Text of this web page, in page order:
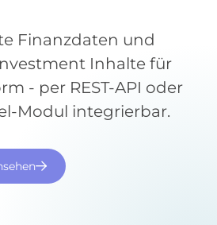
Finanzdaten und
Inhalte für
- per REST-API oder
Modul integrierbar.